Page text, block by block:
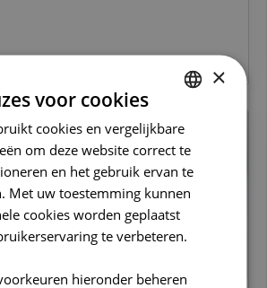
DUTCH
FRENCH
×
voor cookies
cookies en vergelijkbare
om deze website correct te
en het gebruik ervan te
Met uw toestemming kunnen
cookies worden geplaatst
te verbeteren.
hieronder beheren